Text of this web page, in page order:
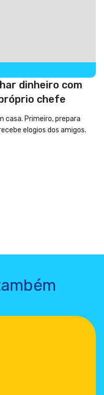
dinheiro com
chefe
casa. Primeiro, prepara
elogios dos amigos.